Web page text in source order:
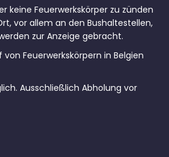
keine Feuerwerkskörper zu zünden
vor allem an den Bushaltestellen,
zur Anzeige gebracht.
Feuerwerkskörpern in Belgien
Ausschließlich Abholung vor